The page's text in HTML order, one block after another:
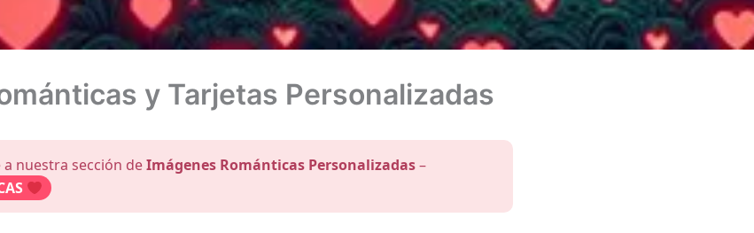
y Tarjetas Personalizadas
nuestra sección deImágenes Románticas Personalizadas–